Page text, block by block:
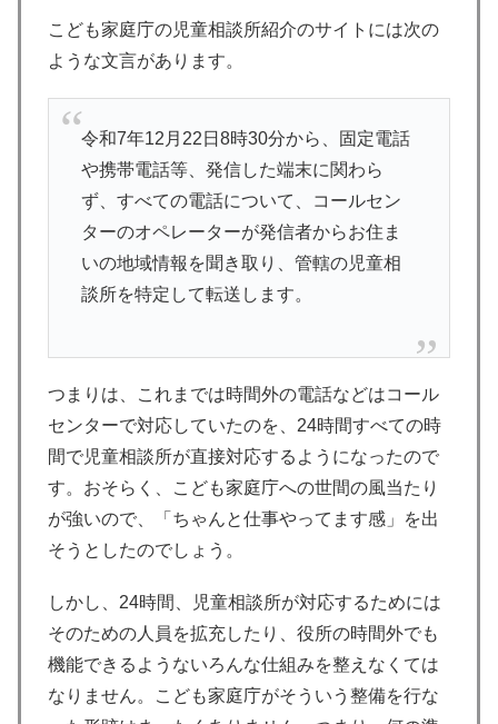
こども家庭庁の児童相談所紹介のサイトには次の
ような文言があります。
令和7年12月22日8時30分から、固定電話
や携帯電話等、発信した端末に関わら
ず、すべての電話について、コールセン
ターのオペレーターが発信者からお住ま
いの地域情報を聞き取り、管轄の児童相
談所を特定して転送します。
つまりは、これまでは時間外の電話などはコール
センターで対応していたのを、24時間すべての時
間で児童相談所が直接対応するようになったので
す。おそらく、こども家庭庁への世間の風当たり
が強いので、「ちゃんと仕事やってます感」を出
そうとしたのでしょう。
しかし、24時間、児童相談所が対応するためには
そのための人員を拡充したり、役所の時間外でも
機能できるようないろんな仕組みを整えなくては
なりません。こども家庭庁がそういう整備を行な